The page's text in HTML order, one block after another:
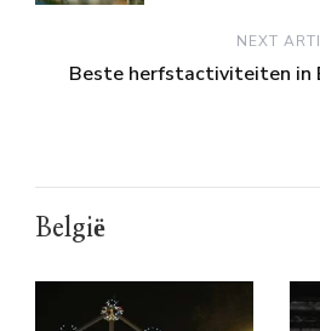
NEXT
Beste herfstactiviteiten in
België